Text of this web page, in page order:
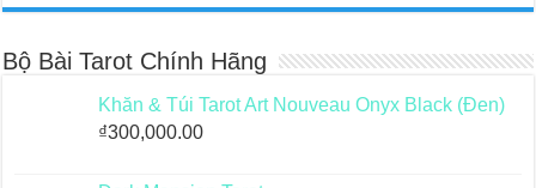
Bộ Bài Tarot Chính Hãng
Khăn & Túi Tarot Art Nouveau Onyx Black (Đen)
₫300,000.00